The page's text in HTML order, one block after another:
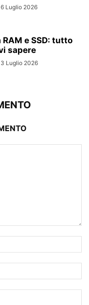
Luglio 2026
e SSD: tutto
sapere
Luglio 2026